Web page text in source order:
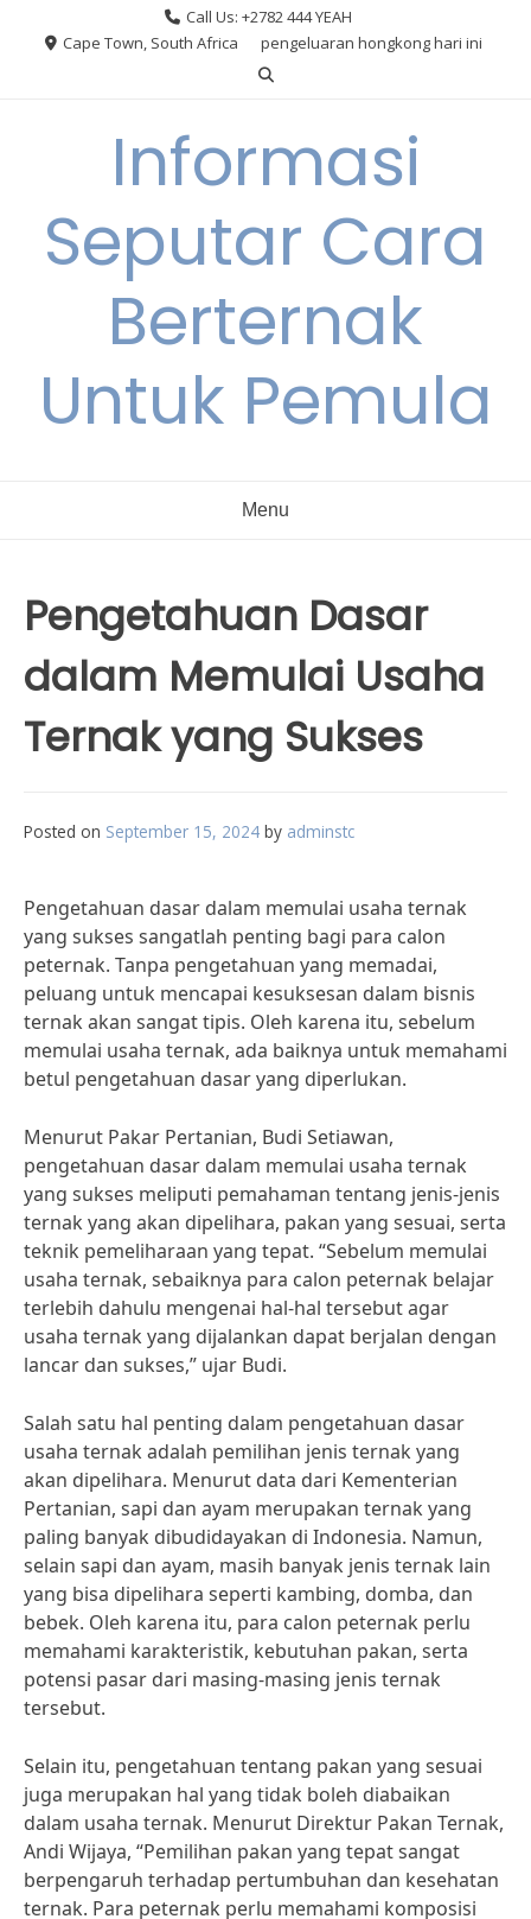
Call Us: +2782 444 YEAH
Cape Town, South Africa
pengeluaran hongkong hari ini
Informasi
Seputar Cara
Berternak
Untuk Pemula
Menu
Pengetahuan Dasar
dalam Memulai Usaha
Ternak yang Sukses
Posted on September 15, 2024 by adminstc
Pengetahuan dasar dalam memulai usaha ternak
yang sukses sangatlah penting bagi para calon
peternak. Tanpa pengetahuan yang memadai,
peluang untuk mencapai kesuksesan dalam bisnis
ternak akan sangat tipis. Oleh karena itu, sebelum
memulai usaha ternak, ada baiknya untuk memahami
betul pengetahuan dasar yang diperlukan.
Menurut Pakar Pertanian, Budi Setiawan,
pengetahuan dasar dalam memulai usaha ternak
yang sukses meliputi pemahaman tentang jenis-jenis
ternak yang akan dipelihara, pakan yang sesuai, serta
teknik pemeliharaan yang tepat. “Sebelum memulai
usaha ternak, sebaiknya para calon peternak belajar
terlebih dahulu mengenai hal-hal tersebut agar
usaha ternak yang dijalankan dapat berjalan dengan
lancar dan sukses,” ujar Budi.
Salah satu hal penting dalam pengetahuan dasar
usaha ternak adalah pemilihan jenis ternak yang
akan dipelihara. Menurut data dari Kementerian
Pertanian, sapi dan ayam merupakan ternak yang
paling banyak dibudidayakan di Indonesia. Namun,
selain sapi dan ayam, masih banyak jenis ternak lain
yang bisa dipelihara seperti kambing, domba, dan
bebek. Oleh karena itu, para calon peternak perlu
memahami karakteristik, kebutuhan pakan, serta
potensi pasar dari masing-masing jenis ternak
tersebut.
Selain itu, pengetahuan tentang pakan yang sesuai
juga merupakan hal yang tidak boleh diabaikan
dalam usaha ternak. Menurut Direktur Pakan Ternak,
Andi Wijaya, “Pemilihan pakan yang tepat sangat
berpengaruh terhadap pertumbuhan dan kesehatan
ternak. Para peternak perlu memahami komposisi